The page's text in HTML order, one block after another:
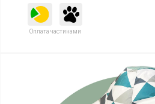
Оплата частинами